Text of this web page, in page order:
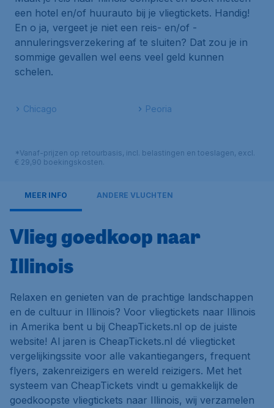
een hotel en/of huurauto bij je vliegtickets. Handig!
En o ja, vergeet je niet een reis- en/of -
annuleringsverzekering af te sluiten? Dat zou je in
sommige gevallen wel eens veel geld kunnen
schelen.
Chicago Peoria
*Vanaf-prijzen op retourbasis, incl. belastingen en toeslagen, excl.
€ 29,90 boekingskosten.
MEER INFO ANDERE VLUCHTEN
Vlieg goedkoop naar
Illinois
Relaxen en genieten van de prachtige landschappen
en de cultuur in Illinois? Voor vliegtickets naar Illinois
in Amerika bent u bij CheapTickets.nl op de juiste
website! Al jaren is CheapTickets.nl dé vliegticket
vergelijkingssite voor alle vakantiegangers, frequent
flyers, zakenreizigers en wereld reizigers. Met het
systeem van CheapTickets vindt u gemakkelijk de
goedkoopste vliegtickets naar Illinois, wij verzamelen